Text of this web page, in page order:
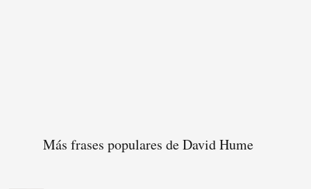
Más frases populares de David Hume